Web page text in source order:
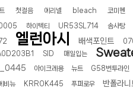
첫걸음 에리넬 bleach 코미헨
하이텍티 UR53SL714 솜사탕
엘런아시 배색포인트
SID 매일입는
아이크레용 뉴트 G58번투라인
비뉴 KRROK445 푸퍼로우 반폴라니